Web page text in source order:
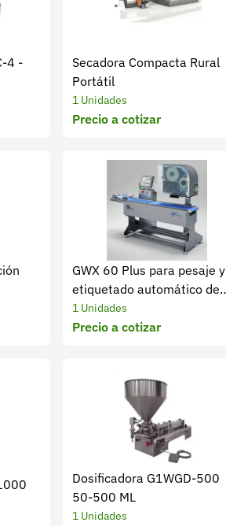
4 -
Secadora Compacta Rural
Portátil
1 Unidades
Precio a cotizar
GWX 60 Plus para pesaje y
etiquetado automático de
productos empacados
1 Unidades
Precio a cotizar
Dosificadora G1WGD-500
50-500 ML
1 Unidades